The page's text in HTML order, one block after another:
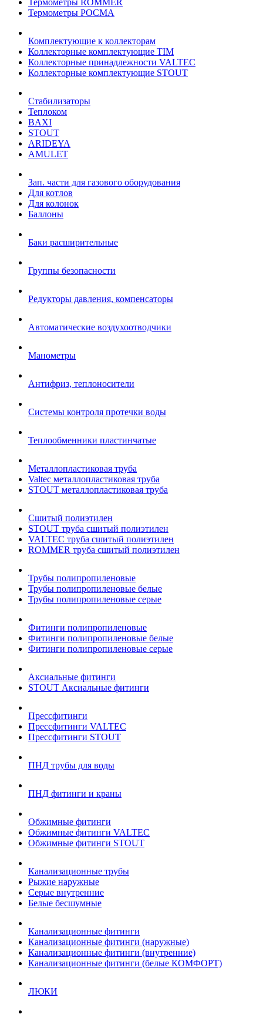
Термометры ROMMER
Термометры РОСМА
Комплектующие к коллекторам
Коллекторные комплектующие TIM
Коллекторные принадлежности VALTEC
Коллекторные комплектующие STOUT
Стабилизаторы
Теплоком
BAXI
STOUT
ARIDEYA
AMULET
Зап. части для газового оборудования
Для котлов
Для колонок
Баллоны
Баки расширительные
Группы безопасности
Редукторы давления, компенсаторы
Автоматические воздухоотводчики
Манометры
Антифриз, теплоносители
Системы контроля протечки воды
Теплообменники пластинчатые
Металлопластиковая труба
Valtec металлопластиковая труба
STOUT металлопластиковая труба
Сшитый полиэтилен
STOUT труба сшитый полиэтилен
VALTEC труба сшитый полиэтилен
ROMMER труба сшитый полиэтилен
Трубы полипропиленовые
Трубы полипропиленовые белые
Трубы полипропиленовые серые
Фитинги полипропиленовые
Фитинги полипропиленовые белые
Фитинги полипропиленовые серые
Аксиальные фитинги
STOUT Аксиальные фитинги
Прессфитинги
Прессфитинги VALTEC
Прессфитинги STOUT
ПНД трубы для воды
ПНД фитинги и краны
Обжимные фитинги
Обжимные фитинги VALTEC
Обжимные фитинги STOUT
Канализационные трубы
Рыжие наружные
Серые внутренние
Белые бесшумные
Канализационные фитинги
Канализационные фитинги (наружные)
Канализационные фитинги (внутренние)
Канализационные фитинги (белые КОМФОРТ)
ЛЮКИ